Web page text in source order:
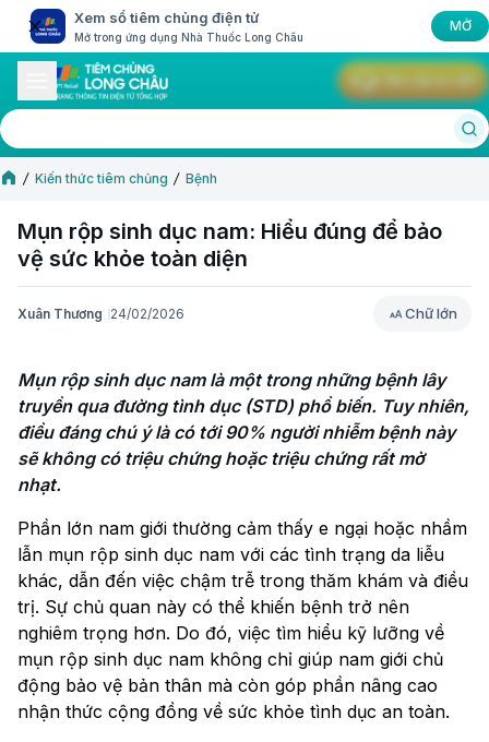
Xem sổ tiêm chủng điện tử
Mở trong ứng dụng Nhà Thuốc Long Châu
MỞ
Kiến thức tiêm chủng Bệnh
Mụn rộp sinh dục nam: Hiểu đúng để bảo
vệ sức khỏe toàn diện
Xuân Thương 24/02/2026 Chữ lớn
Chữ lớn
Mụn rộp sinh dục nam là một trong những bệnh lây
truyền qua đường tình dục (STD) phổ biến. Tuy nhiên,
điều đáng chú ý là có tới 90% người nhiễm bệnh này
sẽ không có triệu chứng hoặc triệu chứng rất mờ
nhạt.
Phần lớn nam giới thường cảm thấy e ngại hoặc nhầm
lẫn mụn rộp sinh dục nam với các tình trạng da liễu
khác, dẫn đến việc chậm trễ trong thăm khám và điều
trị. Sự chủ quan này có thể khiến bệnh trở nên
nghiêm trọng hơn. Do đó, việc tìm hiểu kỹ lưỡng về
mụn rộp sinh dục nam không chỉ giúp nam giới chủ
động bảo vệ bản thân mà còn góp phần nâng cao
nhận thức cộng đồng về sức khỏe tình dục an toàn.